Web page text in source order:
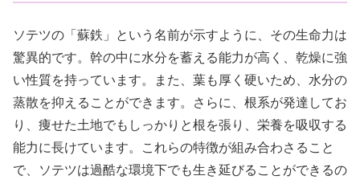
ソテツの「蘇鉄」という名前が示すように、その生命力は
驚異的です。幹の中に水分を蓄える能力が高く、乾燥に強
い性質を持っています。また、葉も厚く硬いため、水分の
蒸散を抑えることができます。さらに、根系が発達してお
り、痩せた土地でもしっかりと根を張り、栄養を吸収する
能力に長けています。これらの特徴が組み合わさること
で、ソテツは過酷な環境下でも生き延びることができるの